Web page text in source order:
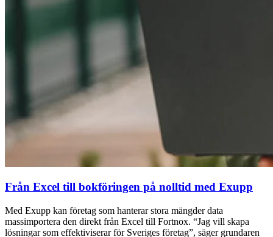
Från Excel till bokföringen på nolltid med Exupp
Med Exupp kan företag som hanterar stora mängder data
massimportera den direkt från Excel till Fortnox. “Jag vill skapa
lösningar som effektiviserar för Sveriges företag”, säger grundaren